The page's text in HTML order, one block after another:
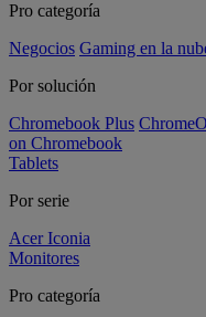
Pro categoría
Negocios Gaming en la
Por solución
Chromebook Plus
on Chromebook
Tablets
Por serie
Acer Iconia
Monitores
Pro categoría